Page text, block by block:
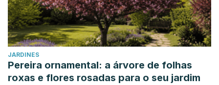
JARDINES
Pereira ornamental: a árvore de folhas
roxas e flores rosadas para o seu jardim